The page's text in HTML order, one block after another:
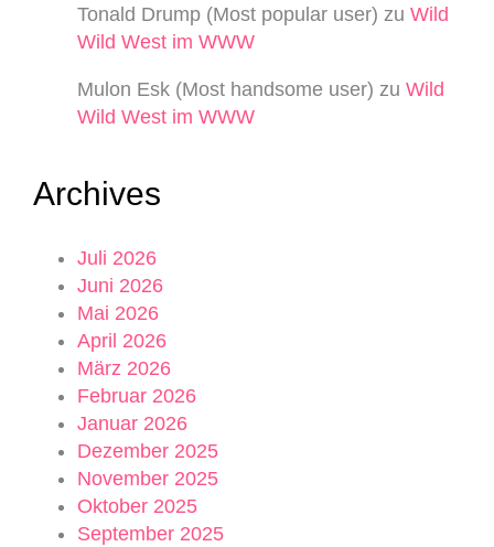
Tonald Drump (Most popular user) zu Wild
Wild West im WWW
Mulon Esk (Most handsome user) zu Wild
Wild West im WWW
Archives
Juli 2026
Juni 2026
Mai 2026
April 2026
März 2026
Februar 2026
Januar 2026
Dezember 2025
November 2025
Oktober 2025
September 2025